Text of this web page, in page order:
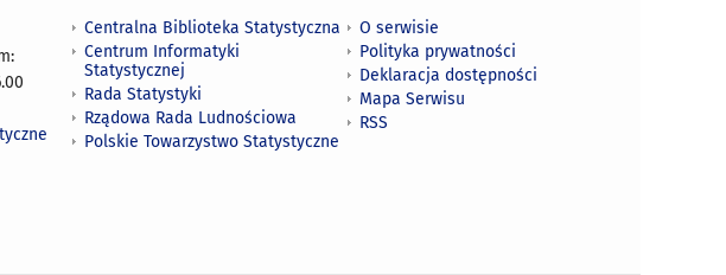
Centralna Biblioteka Statystyczna
Centrum Informatyki
Statystycznej
Rada Statystyki
Rządowa Rada Ludnościowa
Polskie Towarzystwo Statystyczne
O serwisie
Polityka prywatności
Deklaracja dostępności
Mapa Serwisu
RSS